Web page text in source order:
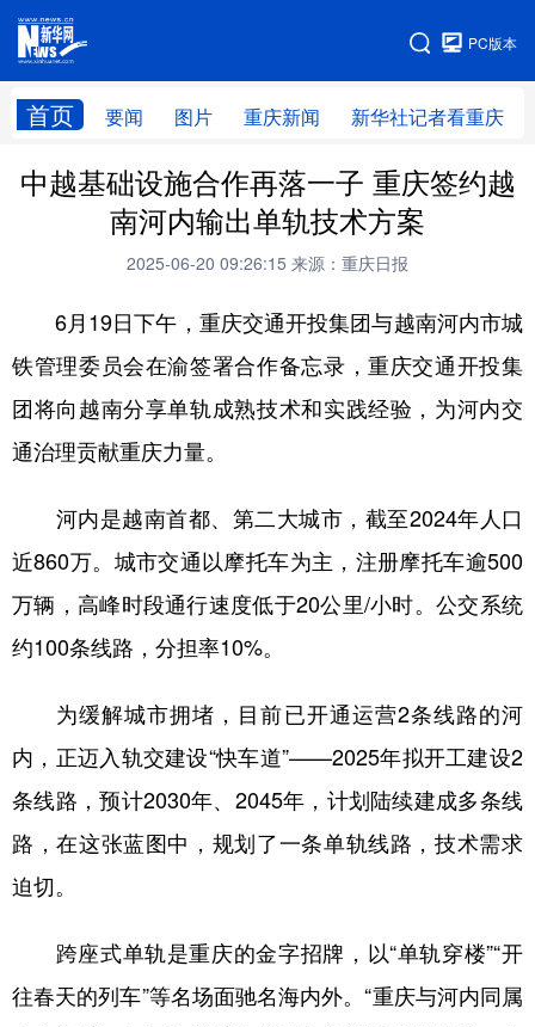
PC版本
首页 要闻 图片 重庆新闻 新华社记者看重庆
网站地图
中越基础设施合作再落一子 重庆签约越
南河内输出单轨技术方案
2025-06-20 09:26:15 来源：重庆日报
6月19日下午，重庆交通开投集团与越南河内市城
铁管理委员会在渝签署合作备忘录，重庆交通开投集
团将向越南分享单轨成熟技术和实践经验，为河内交
通治理贡献重庆力量。
河内是越南首都、第二大城市，截至2024年人口
近860万。城市交通以摩托车为主，注册摩托车逾500
万辆，高峰时段通行速度低于20公里/小时。公交系统
约100条线路，分担率10%。
为缓解城市拥堵，目前已开通运营2条线路的河
内，正迈入轨交建设“快车道”——2025年拟开工建设2
条线路，预计2030年、2045年，计划陆续建成多条线
路，在这张蓝图中，规划了一条单轨线路，技术需求
迫切。
跨座式单轨是重庆的金字招牌，以“单轨穿楼”“开
往春天的列车”等名场面驰名海内外。“重庆与河内同属